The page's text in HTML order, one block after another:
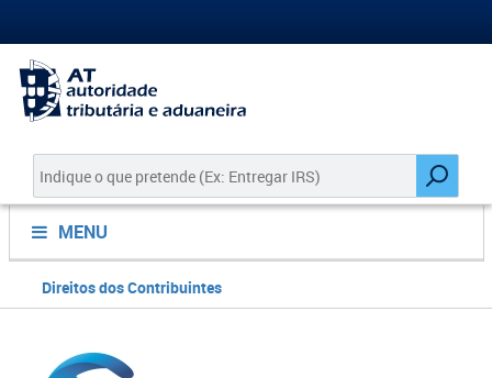
MENU
Direitos dos Contribuintes